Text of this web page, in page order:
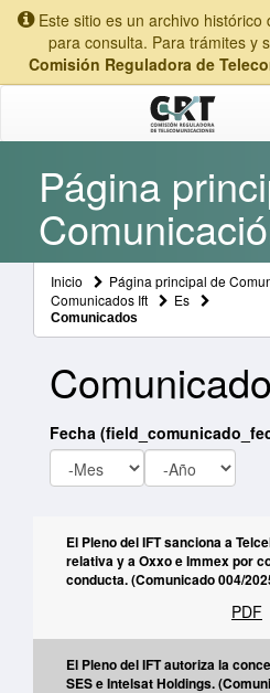
Este sitio es un archivo histórico
para consulta. Para trámites y
Comisión Reguladora de
Página
Inicio
Página principal de
Comunicados Ift
Es
Comunicados
Fecha
Mes
Año
El Pleno del IFT sanciona a
relativa y a Oxxo e Immex por
conducta. (Comunicado 004/
PDF
El Pleno del IFT autoriza la
SES e Intelsat Holdings.